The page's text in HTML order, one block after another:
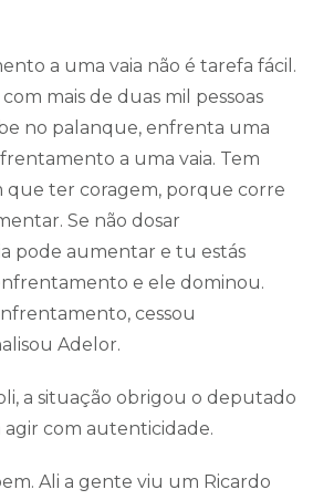
a uma vaia não é tarefa fácil.
mais de duas mil pessoas
no palanque, enfrenta uma
a uma vaia. Tem
que ter coragem, porque corre
Se não dosar
pode aumentar e tu estás
e ele dominou.
cessou
Adelor.
a situação obrigou o deputado
com autenticidade.
Ali a gente viu um Ricardo